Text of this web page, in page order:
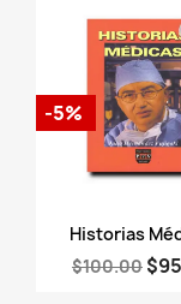
Vista
Historias
$100.00
-5%